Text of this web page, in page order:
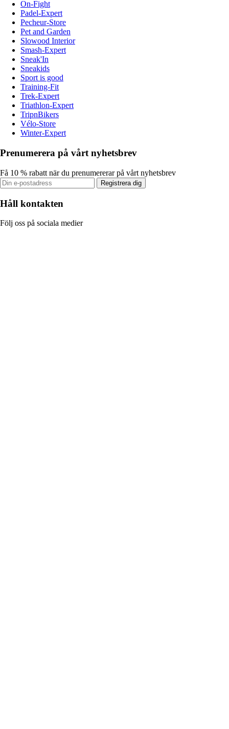
On-Fight
Padel-Expert
Pecheur-Store
Pet and Garden
Slowood Interior
Smash-Expert
Sneak'In
Sneakids
Sport is good
Training-Fit
Trek-Expert
Triathlon-Expert
TripnBikers
Vélo-Store
Winter-Expert
Prenumerera på vårt nyhetsbrev
Få 10 % rabatt när du prenumererar på vårt nyhetsbrev
Registrera dig
Håll kontakten
Följ oss på sociala medier